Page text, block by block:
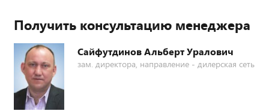
Получить консультацию менеджера
Сайфутдинов Альберт Уралович
зам. директора, направление - дилерская сеть